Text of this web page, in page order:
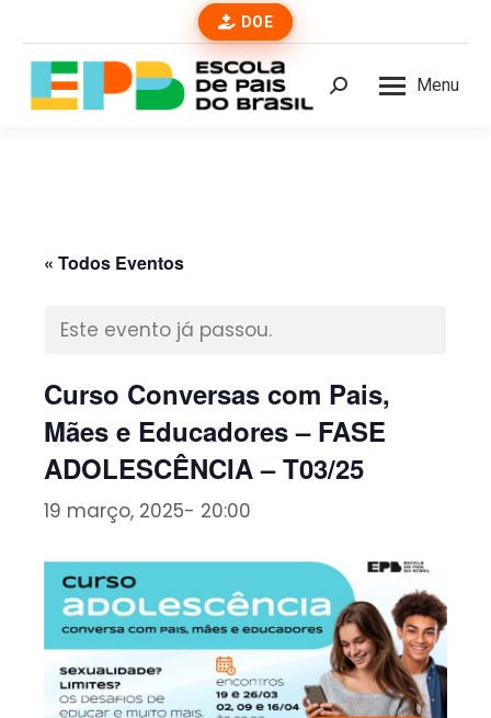
DOE
Menu
Buscar
« Todos Eventos
Este evento já passou.
Curso Conversas com Pais,
Mães e Educadores – FASE
ADOLESCÊNCIA – T03/25
19 março, 2025- 20:00